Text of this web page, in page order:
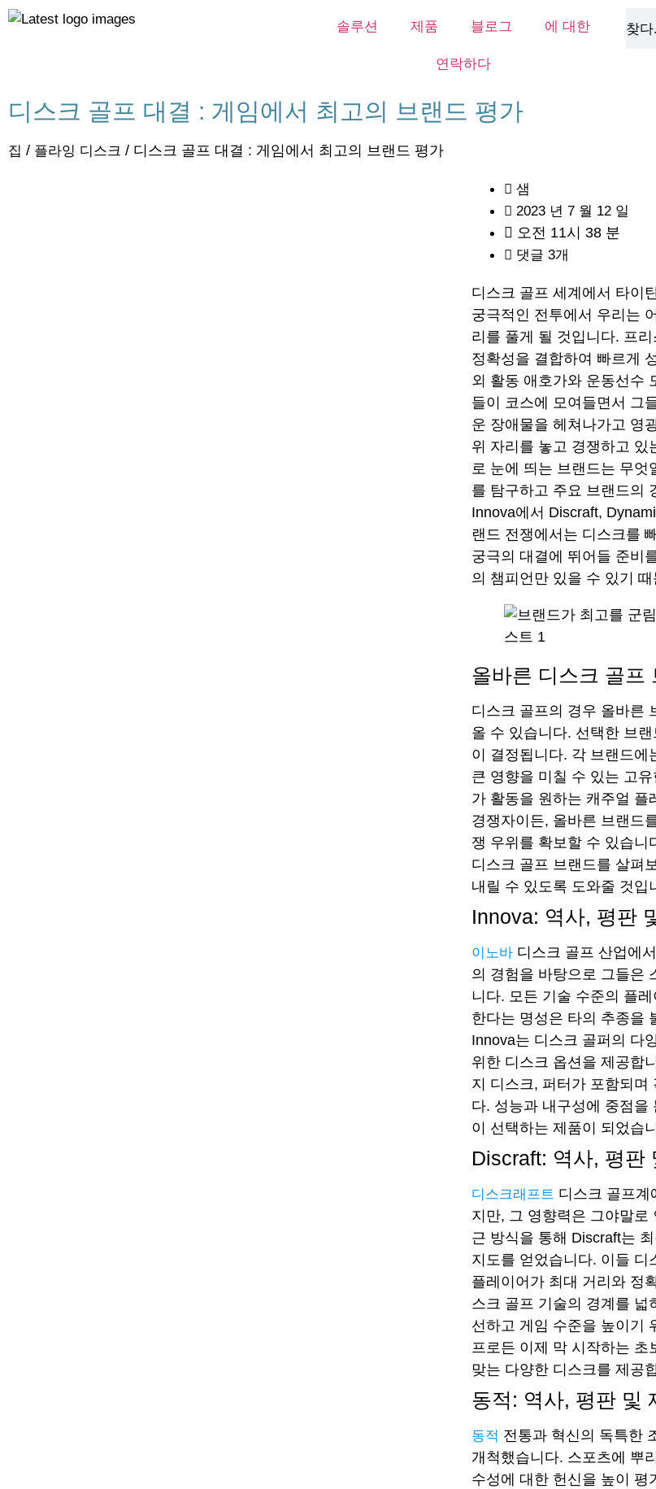
솔루션 제품 블로그 에 대한
연락하다
디스크 골프 대결 : 게임에서 최고의 브랜드 평가
집 / 플라잉 디스크 / 디스크 골프 대결 : 게임에서 최고의 브랜드 평가
샘
2023 년 7 월 12 일
오전 11시 38 분
댓글 3개
디스크 골프 세계에서 타이
궁극적인 전투에서 우리는
리를 풀게 될 것입니다. 프
정확성을 결합하여 빠르게
외 활동 애호가와 운동선수
들이 코스에 모여들면서 그
운 장애물을 헤쳐나가고 영
위 자리를 놓고 경쟁하고 있
로 눈에 띄는 브랜드는 무엇
를 탐구하고 주요 브랜드의
Innova에서 Discraft,
랜드 전쟁에서는 디스크를
궁극의 대결에 뛰어들 준비
의 챔피언만 있을 수 있기
올바른 디스크 골프
디스크 골프의 경우 올바른
올 수 있습니다. 선택한 브
이 결정됩니다. 각 브랜드에
큰 영향을 미칠 수 있는 고
가 활동을 원하는 캐주얼
경쟁자이든, 올바른 브랜드
쟁 우위를 확보할 수 있습니
디스크 골프 브랜드를 살펴
내릴 수 있도록 도와줄 것입
Innova: 역사, 평판
이노바 디스크 골프 산업에
의 경험을 바탕으로 그들은
니다. 모든 기술 수준의 플
한다는 명성은 타의 추종을
Innova는 디스크 골퍼의 다
위한 디스크 옵션을 제공합
지 디스크, 퍼터가 포함되며
다. 성능과 내구성에 중점을
이 선택하는 제품이 되었습
Discraft: 역사, 평판
디스크래프트 디스크 골프계
지만, 그 영향력은 그야말로
근 방식을 통해 Discraft는
지도를 얻었습니다. 이들 디
플레이어가 최대 거리와 정
스크 골프 기술의 경계를 넓
선하고 게임 수준을 높이기
프로든 이제 막 시작하는 초
맞는 다양한 디스크를 제공
동적: 역사, 평판 및
동적 전통과 혁신의 독특한
개척했습니다. 스포츠에 뿌
수성에 대한 헌신을 높이 평